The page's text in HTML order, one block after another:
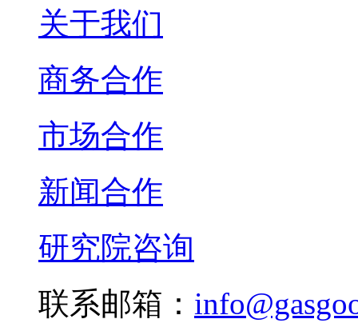
关于我们
商务合作
市场合作
新闻合作
研究院咨询
联系邮箱：